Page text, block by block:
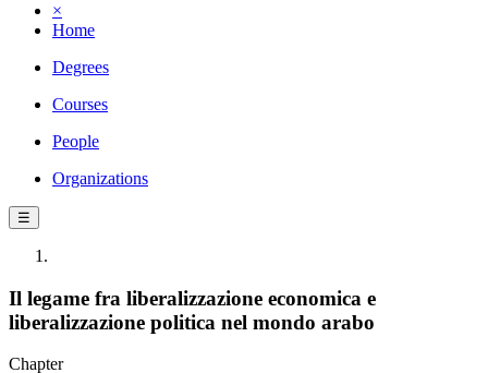
×
Home
Degrees
Courses
People
Organizations
☰
Il legame fra liberalizzazione economica e
liberalizzazione politica nel mondo arabo
Chapter